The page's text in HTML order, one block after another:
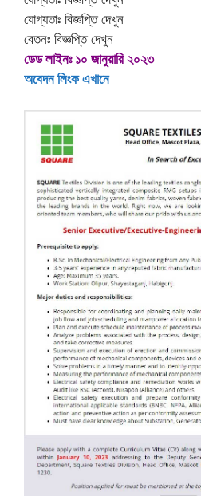
যোগ্যতাঃ বিজ্ঞপ্তি দেখুন
বেতনঃ বিজ্ঞপ্তি দেখুন
ডেড লাইনঃ ১০ জানুয়ারি ২০২৩
অবেদন লিংক এখানে